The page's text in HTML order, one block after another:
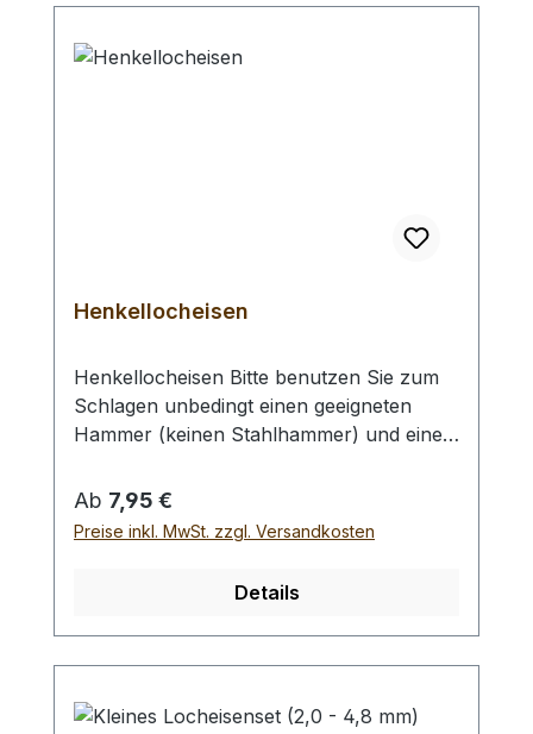
Henkellocheisen
Henkellocheisen Bitte benutzen Sie zum
Schlagen unbedingt einen geeigneten
Hammer (keinen Stahlhammer) und eine
Schneidmatte) um eine Beschädigung des
Werkzeugs auszuschliessen, siehe
Zubehör. Verfügbare Größen:- Ø 1,0 mm-
mm- Ø 6,0 mm- Ø 7,0 mm- Ø 8,0 mm- Ø
9,0 mm- Ø 10,0 mm Bei einer Bestellung 1
Stück erhalten Sie 1 Henkellocheisen der
Regulärer Preis:
Ab 7,95 €
Preise inkl. MwSt. zzgl. Versandkosten
Details